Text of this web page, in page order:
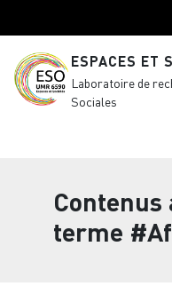
ESPACES ET
Laboratoire de
Sociales
Contenus
terme